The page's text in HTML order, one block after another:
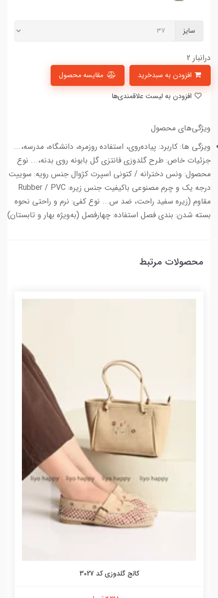
سایز
درانبار 2
مقایسه محصول
ویژگی‌های محصول
ویزگی ها: کاربرد: پیاده‌روی، استفاده روزمره، دانشگاه، مدرسه،...
جزئیات خاص: طرح گلدوزی فانتزی گل بابونه روی بدنه،... نوع
محصول: ونس دخترانه / کتونی اسپرت کژوال جنس رویه: سوییت
درجه یک و چرم مصنوعی باکیفیت جنس زیره: Rubber / PVC
مقاوم (زیره سفید راحت، ضد س... نوع کفی: نرم و راحتی نحوه
بسته شدن: بندی فصل استفاده: چهارفصل (به‌ویژه بهار و تابستان)
محصولات مرتبط
کالج گلدوزی کد 3027